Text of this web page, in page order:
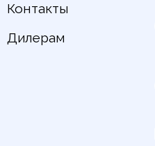
Контакты
Дилерам